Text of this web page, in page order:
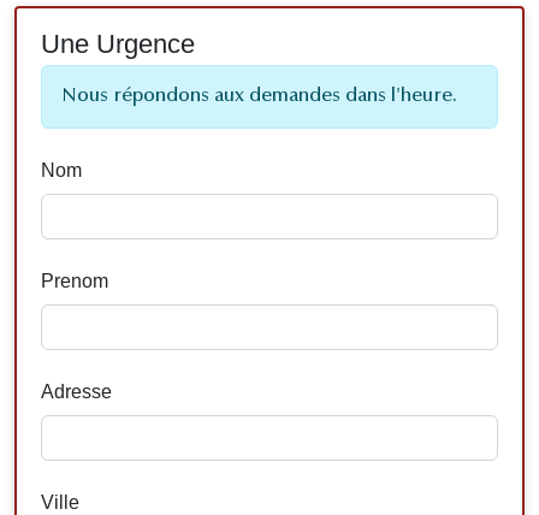
Une Urgence
Nous répondons aux demandes dans l'heure.
Nom
Prenom
Adresse
Ville